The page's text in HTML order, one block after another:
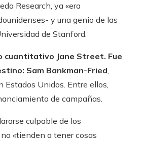
Research, ya «era
y una genio de las
de Stanford.
cuantitativo Jane Street. Fue
Sam Bankman-Fried,
Estados Unidos. Entre ellos,
de campañas.
culpable de los
«tienden a tener cosas